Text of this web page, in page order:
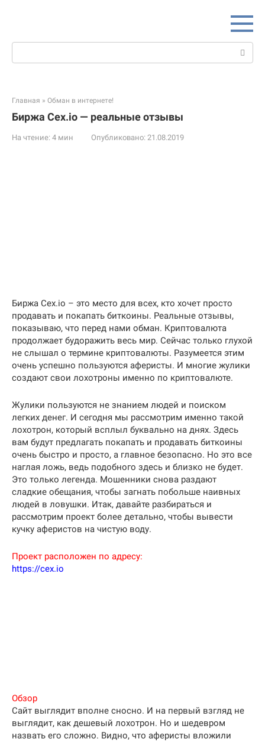
Поиск:
Главная » Обман в интернете!
Биржа Cex.io — реальные отзывы
На чтение: 4 мин Опубликовано: 21.08.2019
Биржа Cex.io – это место для всех, кто хочет просто
продавать и покапать биткоины. Реальные отзывы,
показываю, что перед нами обман. Криптовалюта
продолжает будоражить весь мир. Сейчас только глухой
не слышал о термине криптовалюты. Разумеется этим
очень успешно пользуются аферисты. И многие жулики
создают свои лохотроны именно по криптовалюте.
Жулики пользуются не знанием людей и поиском
легких денег. И сегодня мы рассмотрим именно такой
лохотрон, который всплыл буквально на днях. Здесь
вам будут предлагать покапать и продавать биткоины
очень быстро и просто, а главное безопасно. Но это все
наглая ложь, ведь подобного здесь и близко не будет.
Это только легенда. Мошенники снова раздают
сладкие обещания, чтобы загнать побольше наивных
людей в ловушки. Итак, давайте разбираться и
рассмотрим проект более детально, чтобы вывести
кучку аферистов на чистую воду.
Проект расположен по адресу:
https://cex.io
Обзор
Сайт выглядит вполне сносно. И на первый взгляд не
выглядит, как дешевый лохотрон. Но и шедевром
назвать его сложно. Видно, что аферисты вложили